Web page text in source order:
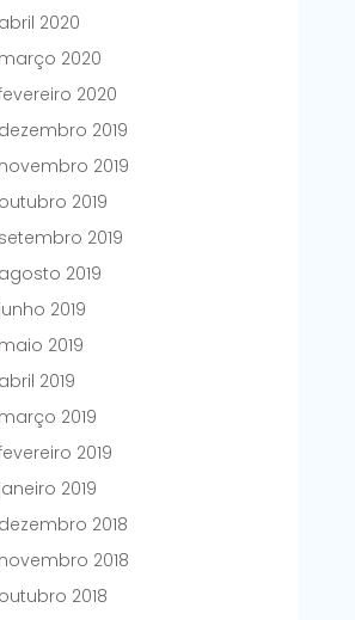
abril 2020
março 2020
2020
dezembro 2019
novembro 2019
outubro 2019
setembro 2019
agosto 2019
junho 2019
maio 2019
abril 2019
março 2019
2019
janeiro 2019
dezembro 2018
novembro 2018
outubro 2018